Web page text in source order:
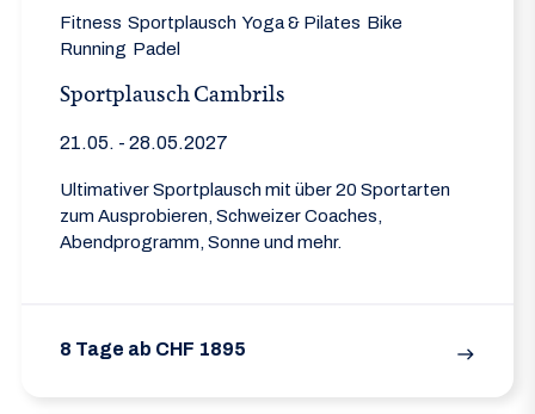
Fitness Sportplausch Yoga & Pilates Bike
Running Padel
Sportplausch Cambrils
21.05. - 28.05.2027
Ultimativer Sportplausch mit über 20 Sportarten
zum Ausprobieren, Schweizer Coaches,
Abendprogramm, Sonne und mehr.
8 Tage ab CHF 1895 east